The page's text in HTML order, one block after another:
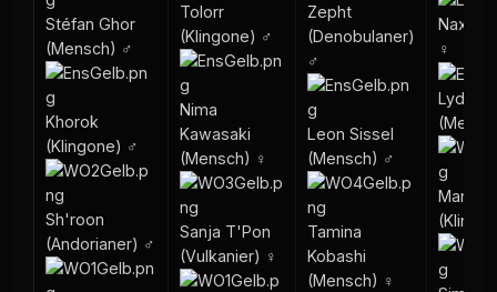
Stéfan Ghor
(Mensch) ♂
Khorok
(Klingone) ♂
Sh'roon
(Andorianer) ♂
Tolorr
(Klingone) ♂
Nima
Kawasaki
(Mensch) ♀
Sanja T'Pon
(Vulkanier) ♀
Zepht
(Denobulaner)
♂
Leon Sissel
(Mensch) ♂
Tamina
Kobashi
(Mensch) ♀
Nax
♀
Lydia
Marok